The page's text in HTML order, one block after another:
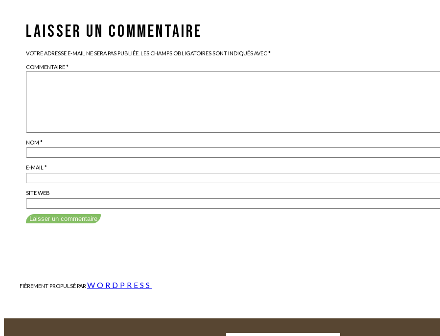
LAISSER UN COMMENTAIRE
VOTRE ADRESSE E-MAIL NE SERA PAS PUBLIÉE. LES CHAMPS OBLIGATOIRES SONT INDIQUÉS AVEC*
COMMENTAIRE*
NOM*
E-MAIL*
SITE WEB
FIÈREMENT PROPULSÉ PAR WORDPRESS